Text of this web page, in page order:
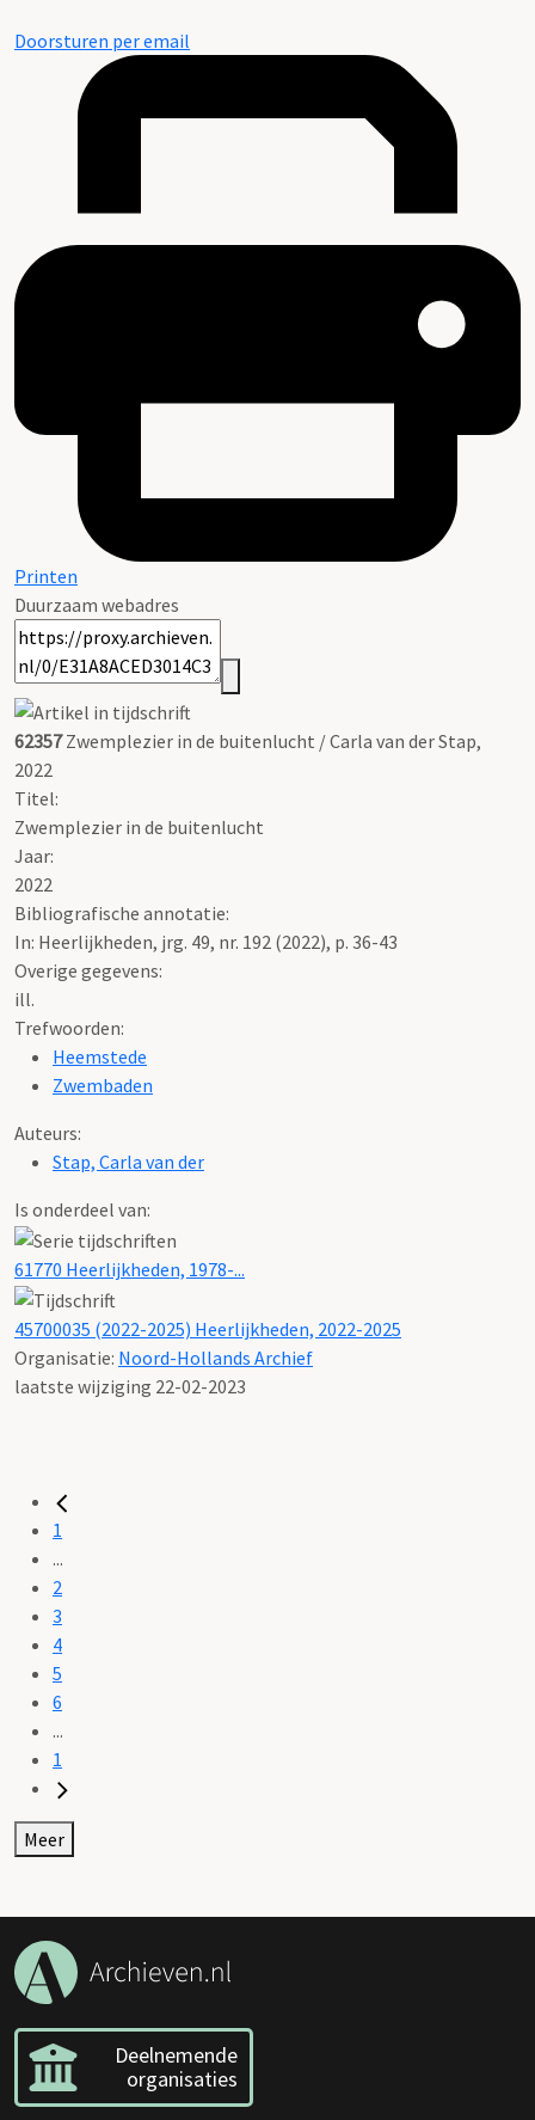
Doorsturen per email
Printen
Duurzaam webadres
62357Zwemplezier in de buitenlucht / Carla van der Stap,
2022
Titel:
Zwemplezier in de buitenlucht
Jaar:
2022
Bibliografische annotatie:
In: Heerlijkheden, jrg. 49, nr. 192 (2022), p. 36-43
Overige gegevens:
ill.
Trefwoorden:
Heemstede
Zwembaden
Auteurs:
Stap, Carla van der
Is onderdeel van:
61770 Heerlijkheden, 1978-...
45700035 (2022-2025) Heerlijkheden, 2022-2025
Organisatie: Noord-Hollands Archief
laatste wijziging 22-02-2023
1
...
2
3
4
5
6
...
1
Meer
Deelnemende
organisaties